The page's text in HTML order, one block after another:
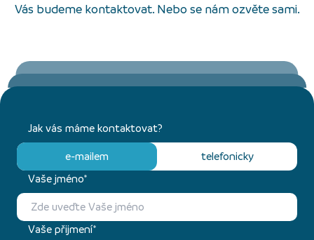
Vás budeme kontaktovat. Nebo se nám ozvěte sami.
Jak vás máme kontaktovat?
e-mailem
telefonicky
Vaše jméno*
Vaše přijmení*